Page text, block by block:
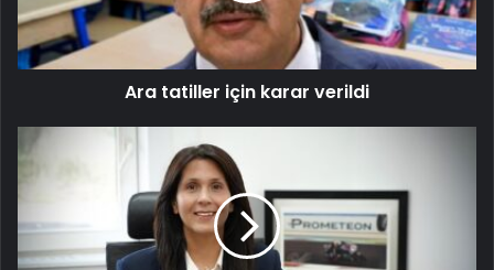
Ara tatiller için karar verildi